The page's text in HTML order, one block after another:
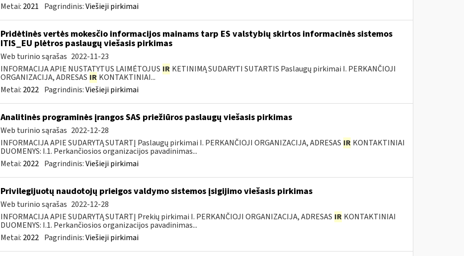
Metai: 2021 Pagrindinis:Viešieji pirkimai
Pridėtinės vertės mokesčio informacijos mainams tarp ES valstybių skirtos informacinės sistemos
ITIS_EU plėtros paslaugų viešasis pirkimas
Web turinio sąrašas 2022-11-23
INFORMACIJA APIE NUSTATYTUS LAIMĖTOJUS IR KETINIMĄ SUDARYTI SUTARTIS Paslaugų pirkimai I. PERKANČIOJI
ORGANIZACIJA, ADRESAS IR KONTAKTINIAI...
Metai: 2022 Pagrindinis:Viešieji pirkimai
Analitinės programinės įrangos SAS priežiūros paslaugų viešasis pirkimas
Web turinio sąrašas 2022-12-28
INFORMACIJA APIE SUDARYTĄ SUTARTĮ Paslaugų pirkimai I. PERKANČIOJI ORGANIZACIJA, ADRESAS IR KONTAKTINIAI
DUOMENYS: I.1. Perkančiosios organizacijos pavadinimas...
Metai: 2022 Pagrindinis:Viešieji pirkimai
Privilegijuotų naudotojų prieigos valdymo sistemos įsigijimo viešasis pirkimas
Web turinio sąrašas 2022-12-28
INFORMACIJA APIE SUDARYTĄ SUTARTĮ Prekių pirkimai I. PERKANČIOJI ORGANIZACIJA, ADRESAS IR KONTAKTINIAI
DUOMENYS: I.1. Perkančiosios organizacijos pavadinimas...
Metai: 2022 Pagrindinis:Viešieji pirkimai